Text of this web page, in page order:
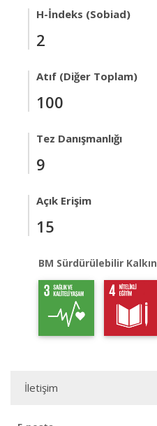
H-İndeks (Sobiad)
2
Atıf (Diğer Toplam)
100
Tez Danışmanlığı
9
Açık Erişim
15
BM Sürdürülebilir
İletişim